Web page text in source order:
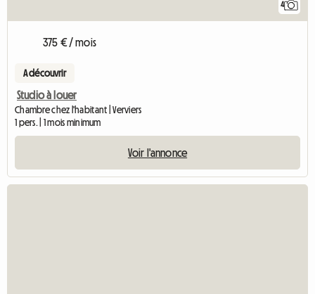
4
375 € / mois
A découvrir
Studio à louer
Chambre chez l'habitant | Verviers
1 pers. | 1 mois minimum
Voir l'annonce